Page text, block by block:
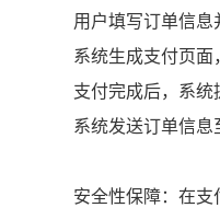
用户填写订单信息
系统生成支付页面
支付完成后，系统
系统发送订单信息
安全性保障：在